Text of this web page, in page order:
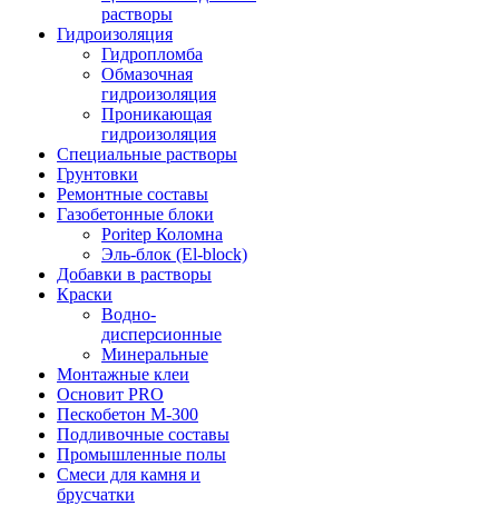
растворы
Гидроизоляция
Гидропломба
Обмазочная
гидроизоляция
Проникающая
гидроизоляция
Специальные растворы
Грунтовки
Ремонтные составы
Газобетонные блоки
Poritep Коломна
Эль-блок (El-block)
Добавки в растворы
Краски
Водно-
дисперсионные
Минеральные
Монтажные клеи
Основит PRO
Пескобетон М-300
Подливочные составы
Промышленные полы
Смеси для камня и
брусчатки